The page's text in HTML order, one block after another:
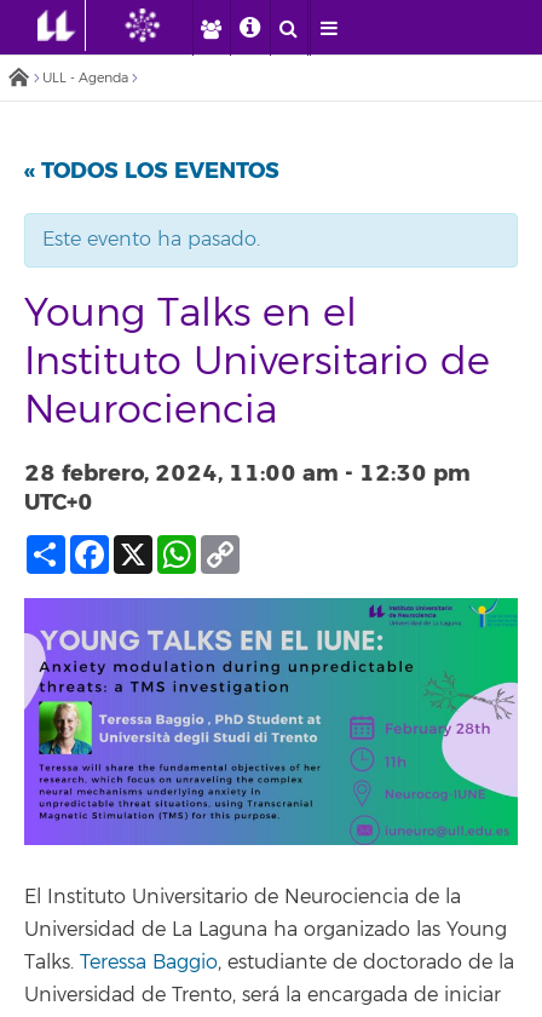
ULL - Agenda
« TODOS LOS EVENTOS
Este evento ha pasado.
Young Talks en el
Instituto Universitario de
Neurociencia
28 febrero, 2024, 11:00 am - 12:30 pm
UTC+0
Compartir
Facebook
X WhatsApp
El Instituto Universitario de Neurociencia de la
Universidad de La Laguna ha organizado las Young
Talks. Teressa Baggio, estudiante de doctorado de la
Universidad de Trento, será la encargada de iniciar